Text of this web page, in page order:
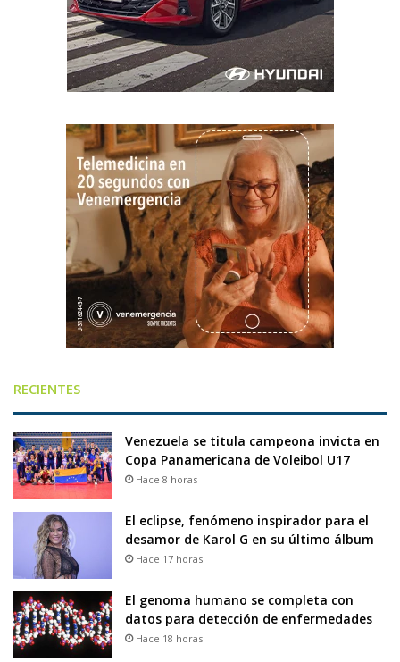
RECIENTES
Venezuela se titula campeona invicta en
Copa Panamericana de Voleibol U17
Hace 8 horas
El eclipse, fenómeno inspirador para el
desamor de Karol G en su último álbum
Hace 17 horas
El genoma humano se completa con
datos para detección de enfermedades
Hace 18 horas